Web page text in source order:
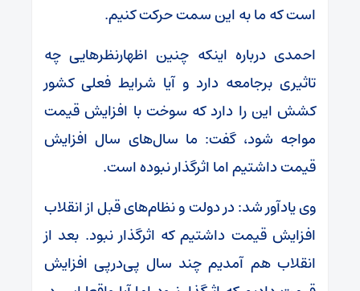
است که ما به این سمت حرکت کنیم.
احمدی درباره اینکه چنین اظهارنظرهایی چه
تاثیری برجامعه دارد و آیا شرایط فعلی کشور
کشش این را دارد که سوخت با افزایش قیمت
مواجه شود، گفت: ما سال‌های سال افزایش
قیمت داشتیم اما اثرگذار نبوده است.
وی یادآور شد: در دولت و نظام‌های قبل از انقلاب
افزایش قیمت داشتیم که اثرگذار نبود. بعد از
انقلاب هم آمدیم چند سال پی‌درپی افزایش